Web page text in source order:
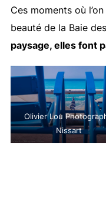
Ces moments où
beauté de la Baie
paysage, elles font
Olivier Lou
Nissart